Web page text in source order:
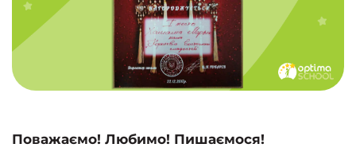
Поважаємо! Любимо! Пишаємося!